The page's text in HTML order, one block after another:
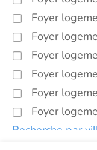
Foyer
Foyer
Foyer
Foyer
Foyer
Foyer
Recherche par